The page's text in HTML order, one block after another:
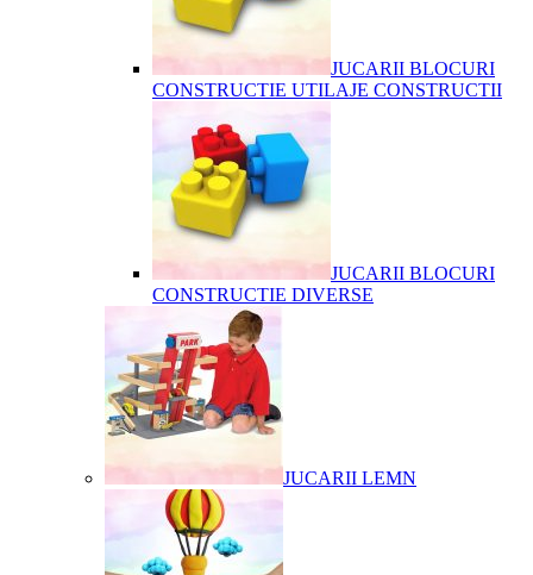
JUCARII BLOCURI
CONSTRUCTIE UTILAJE CONSTRUCTII
JUCARII BLOCURI
CONSTRUCTIE DIVERSE
JUCARII LEMN